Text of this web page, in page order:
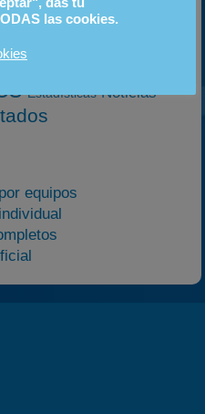
Estadísticas Noticias
equipos
las cookies.